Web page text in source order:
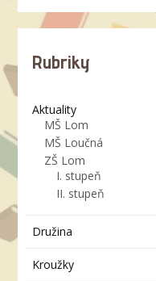
Rubriky
Aktuality
MŠ Lom
MŠ Loučná
ZŠ Lom
I. stupeň
II. stupeň
Družina
Kroužky